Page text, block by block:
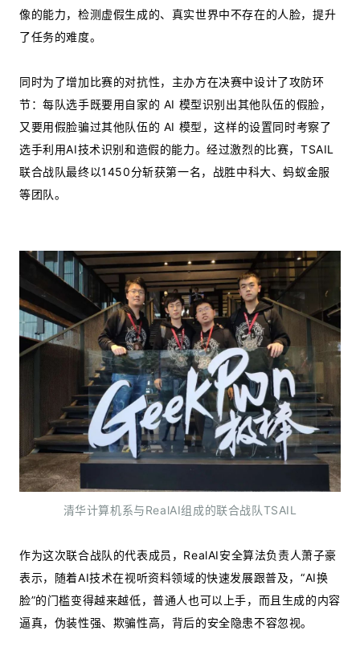
像的能力，检测虚假生成的、真实世界中不存在的人脸，提升
了任务的难度。
同时为了增加比赛的对抗性，主办方在决赛中设计了攻防环
节：每队选手既要用自家的 AI 模型识别出其他队伍的假脸，
又要用假脸骗过其他队伍的 AI 模型，这样的设置同时考察了
选手利用AI技术识别和造假的能力。经过激烈的比赛，TSAIL
联合战队最终以1450分斩获第一名，战胜中科大、蚂蚁金服
等团队。
清华计算机系与RealAI组成的联合战队TSAIL
作为这次联合战队的代表成员，RealAI安全算法负责人萧子豪
表示，随着AI技术在视听资料领域的快速发展跟普及，“AI换
脸”的门槛变得越来越低，普通人也可以上手，而且生成的内容
逼真，伪装性强、欺骗性高，背后的安全隐患不容忽视。